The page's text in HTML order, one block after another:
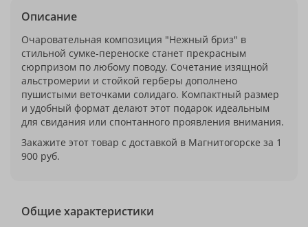
Описание
Очаровательная композиция "Нежный бриз" в
стильной сумке-переноске станет прекрасным
сюрпризом по любому поводу. Сочетание изящной
альстромерии и стойкой герберы дополнено
пушистыми веточками солидаго. Компактный размер
и удобный формат делают этот подарок идеальным
для свидания или спонтанного проявления внимания.
Закажите этот товар с доставкой в Магнитогорске за 1
900 руб.
Общие характеристики